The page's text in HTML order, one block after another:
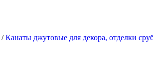
/Канаты джутовые для декора, отделки